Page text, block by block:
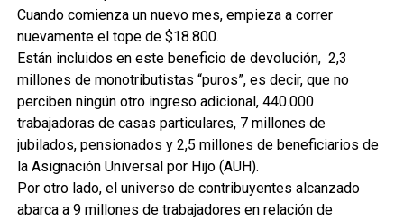
Cuando comienza un nuevo mes, empieza a correr
nuevamente el tope de $18.800.
Están incluidos en este beneficio de devolución, 2,3
millones de monotributistas “puros”, es decir, que no
perciben ningún otro ingreso adicional, 440.000
trabajadoras de casas particulares, 7 millones de
jubilados, pensionados y 2,5 millones de beneficiarios de
la Asignación Universal por Hijo (AUH).
Por otro lado, el universo de contribuyentes alcanzado
abarca a 9 millones de trabajadores en relación de